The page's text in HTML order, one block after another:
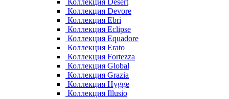
Коллекция Desert
Коллекция Devore
Коллекция Ebri
Коллекция Eclipse
Коллекция Equadore
Коллекция Erato
Коллекция Fortezza
Коллекция Global
Коллекция Grazia
Коллекция Hygge
Коллекция Illusio